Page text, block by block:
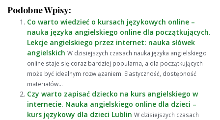
Podobne Wpisy:
Co warto wiedzieć o kursach językowych online –
nauka języka angielskiego online dla początkujących.
Lekcje angielskiego przez internet: nauka słówek
angielskich W dzisiejszych czasach nauka języka angielskiego
online staje się coraz bardziej popularna, a dla początkujących
może być idealnym rozwiązaniem. Elastyczność, dostępność
materiałów...
Czy warto zapisać dziecko na kurs angielskiego w
internecie. Nauka angielskiego online dla dzieci –
kurs językowy dla dzieci Lublin W dzisiejszych czasach